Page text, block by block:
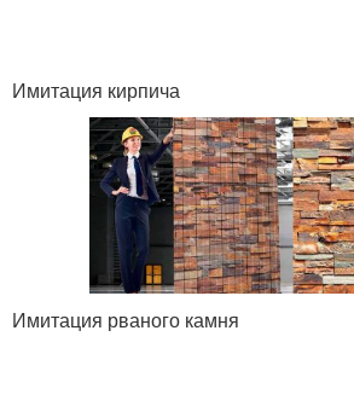
Имитация кирпича
Имитация рваного камня